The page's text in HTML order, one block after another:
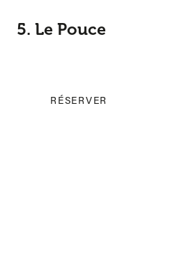
5. Le Pouce
Depuis longtemps, les Mauriciens
RÉSERVER